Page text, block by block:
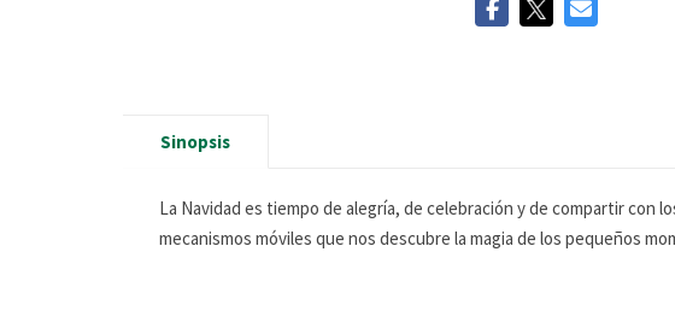
Sinopsis
La Navidad es tiempo de alegría, de celebración y de compartir con
mecanismos móviles que nos descubre la magia de los pequeños